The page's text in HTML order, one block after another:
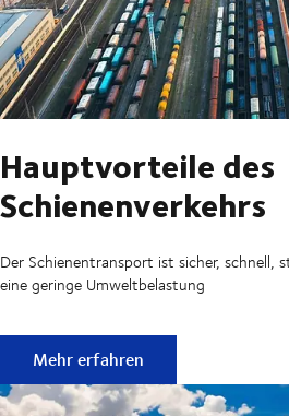
Hauptvorteile des
Schienenverkehrs
Der Schienentransport ist sicher,
eine geringe Umweltbelastung
Hauptvorteile des
Mehr erfahren